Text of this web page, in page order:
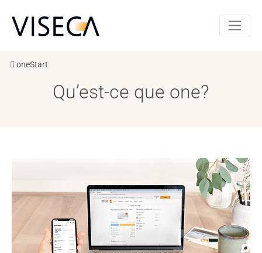
oneStart
Qu’est-ce que one?